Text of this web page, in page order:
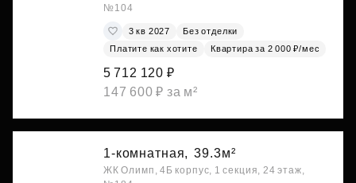
№104
3 кв 2027
Без отделки
Платите как хотите
Квартира за 2 000 ₽/мес
5 712 120 ₽
147 600 ₽ за м²
1-комнатная, 39.3м²
ЖК Олимп, 4Б корпус, 1 секция, 24 этаж,